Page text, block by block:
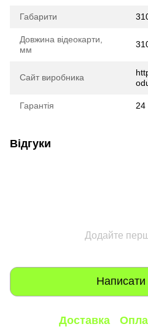
Габарити
Довжина відеокарти,
мм
Сайт виробника
Гарантія 24
Відгуки
Додайте
Написати
Доставка